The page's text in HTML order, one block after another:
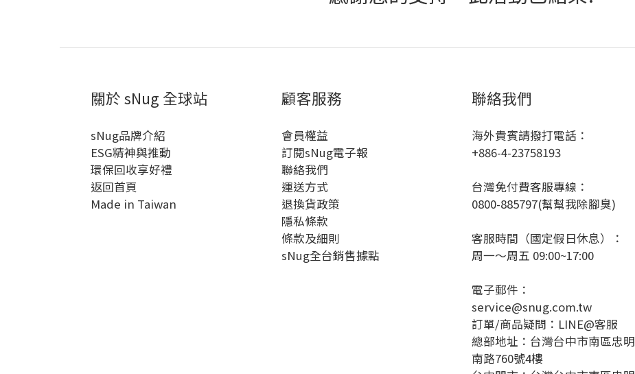
關於 sNug 全球站
sNug品牌介紹
ESG精神與推動
環保回收享好禮
返回首頁
Made in Taiwan
顧客服務
會員權益
訂閱sNug電子報
聯絡我們
運送方式
退換貨政策
隱私條款
條款及細則
sNug全台銷售據點
聯絡我們
海外貴賓請撥打電話：
+886-4-23758193
台灣免付費客服專線：
0800-885797(幫幫我除腳臭)
客服時間（國定假日休息）：
周一～周五 09:00~17:00
電子郵件：
service@snug.com.tw
訂單/商品疑問： LINE@客服
總部地址：台灣台中市南區忠明
南路760號4樓